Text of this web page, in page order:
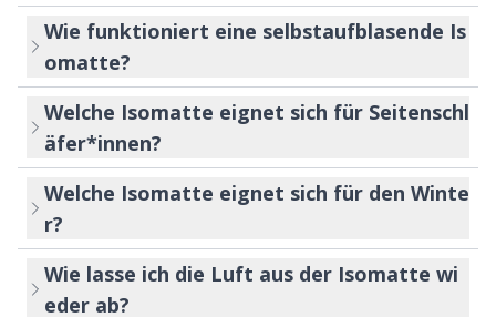
Wie funktioniert eine selbstaufblasende Is
omatte?
Welche Isomatte eignet sich für Seitenschl
äfer*innen?
Welche Isomatte eignet sich für den Winte
r?
Wie lasse ich die Luft aus der Isomatte wi
eder ab?